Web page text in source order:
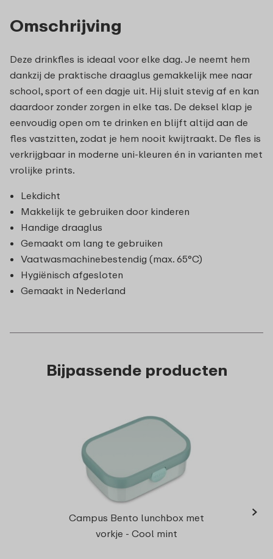
Omschrijving
Deze drinkfles is ideaal voor elke dag. Je neemt hem
dankzij de praktische draaglus gemakkelijk mee naar
school, sport of een dagje uit. Hij sluit stevig af en kan
daardoor zonder zorgen in elke tas. De deksel klap je
eenvoudig open om te drinken en blijft altijd aan de
fles vastzitten, zodat je hem nooit kwijtraakt. De fles is
verkrijgbaar in moderne uni‑kleuren én in varianten met
vrolijke prints.
Lekdicht
Makkelijk te gebruiken door kinderen
Handige draaglus
Gemaakt om lang te gebruiken
Vaatwasmachinebestendig (max. 65°C)
Hygiënisch afgesloten
Gemaakt in Nederland
Bijpassende producten
Campus Bento lunchbox met
vorkje - Cool mint
›